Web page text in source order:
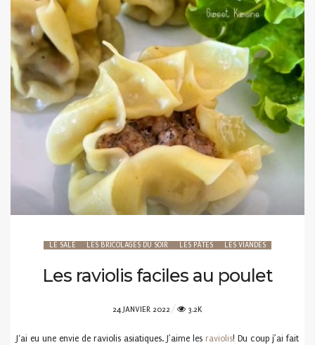
LE SALÉ LES BRICOLAGES DU SOIR LES PÂTES LES VIANDES
Les raviolis faciles au poulet
POSTED
24 JANVIER 2022 3.2K
J‘ai eu une envie de raviolis asiatiques. J’aime les raviolis! Du coup j’ai fait